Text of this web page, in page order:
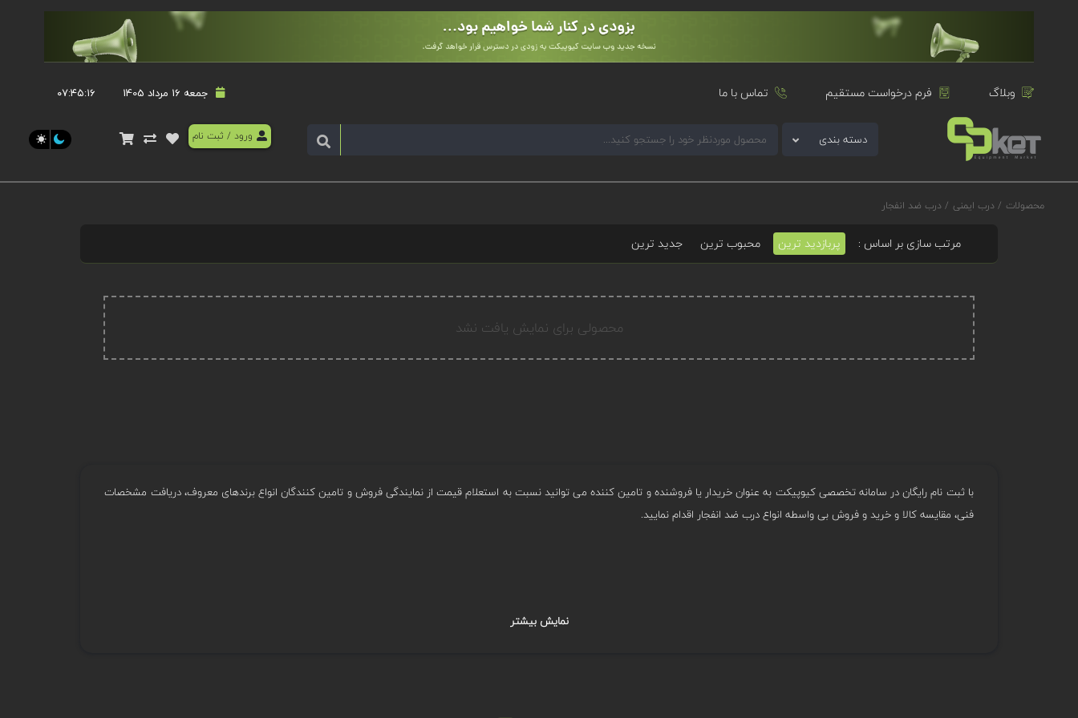
وبلاگ فرم درخواست مستقیم تماس با ما جمعه 16 مرداد 1405 ۰۷:۴۵:۱۶
دسته بندی ورود / ثبت نام
محصولات /درب ایمنی /درب ضد انفجار
مرتب سازی بر اساس : پربازدید ترین محبوب ترین جدید ترین
محصولی برای نمایش یافت نشد
با ثبت نام رایگان در سامانه تخصصی کیوپیکت به عنوان خریدار یا فروشنده و تامین کننده می توانید نسبت به استعلام قیمت از نمایندگی فروش و تامین کنندگان انواع برندهای معروف، دریافت مشخصات
فنی، مقایسه کالا و خرید و فروش بی واسطه انواع درب ضد انفجار اقدام نمایید.
نمایش بیشتر